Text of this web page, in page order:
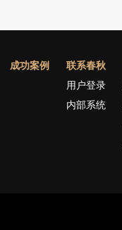
成功案例
联系春秋
用户登录
内部系统